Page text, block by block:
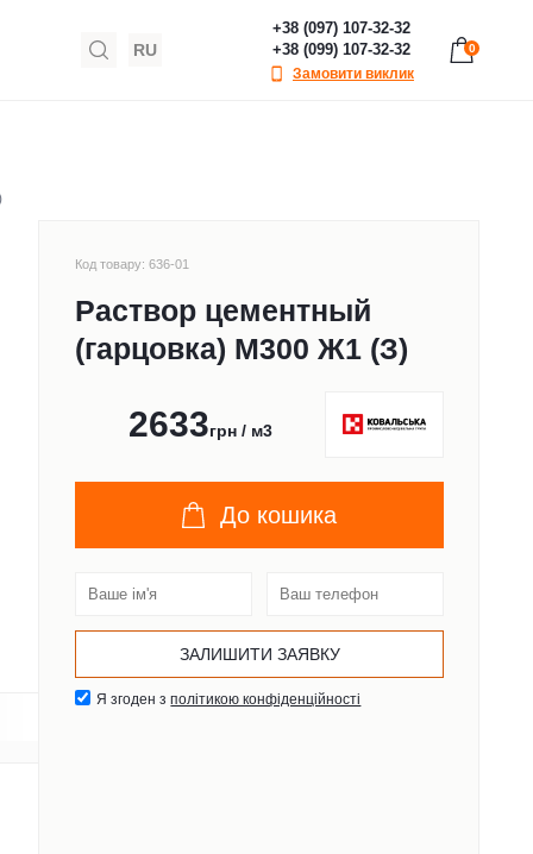
RU
+38 (097) 107-32-32
+38 (099) 107-32-32
Замовити виклик
0
Код товару: 636-01
Раствор цементный
(гарцовка) М300 Ж1 (З)
2633грн / м3
До кошика
Я згоден зполітикою конфіденційності